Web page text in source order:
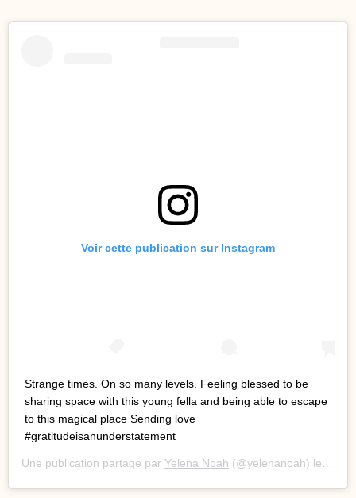
Voir cette publication sur Instagram
Strange times. On so many levels. Feeling blessed to be
sharing space with this young fella and being able to escape
to this magical place Sending love
#gratitudeisanunderstatement
Une publication partage par Yelena Noah (@yelenanoah) le 27